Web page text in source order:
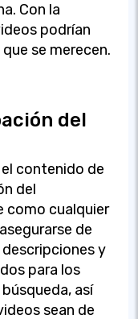
Con la
podrían
se merecen.
del
contenido de
del
como cualquier
de
y
para los
así
sean de